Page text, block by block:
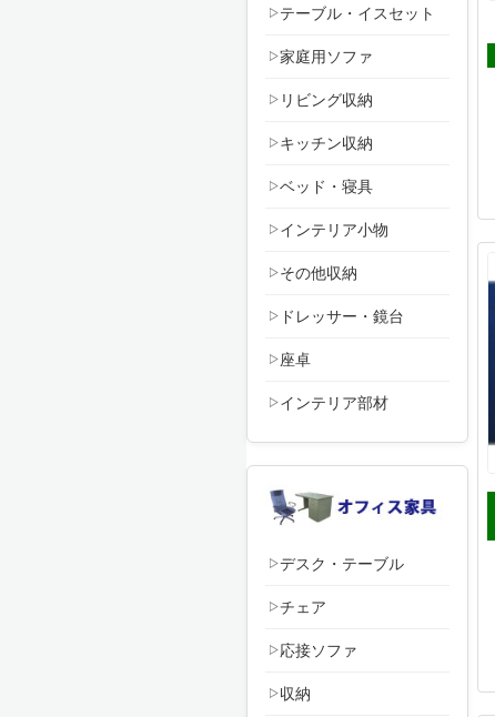
テーブル・イスセット
家庭用ソファ
リビング収納
キッチン収納
ベッド・寝具
インテリア小物
その他収納
ドレッサー・鏡台
座卓
インテリア部材
デスク・テーブル
チェア
応接ソファ
収納